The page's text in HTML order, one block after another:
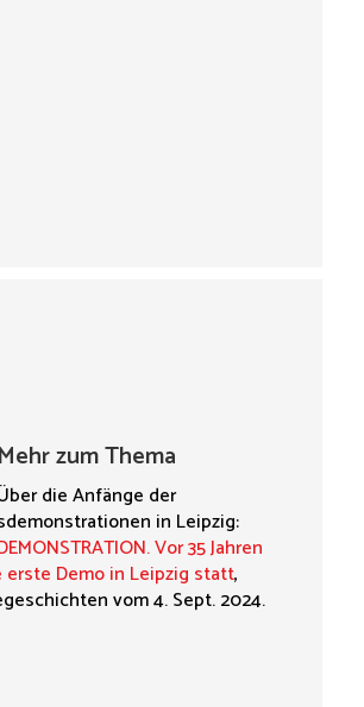
Mehr zum Thema
die Anfänge der
in Leipzig:
Vor 35 Jahren
erste Demo in Leipzig statt,
vom 4. Sept. 2024.